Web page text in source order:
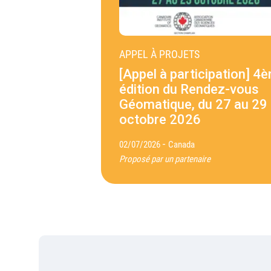
APPEL À PROJETS
[Appel à participation]
édition du Rendez-vous
Géomatique, du 27 au 29
octobre 2026
02/07/2026 - Canada
Proposé par un partenaire